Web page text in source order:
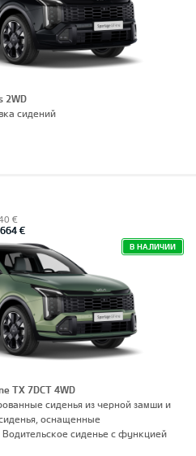
2WD
сидений
€
€
В НАЛИЧИИ
TX 7DCT 4WD
сиденья из черной замши и
оснащенные
сиденье с функцией